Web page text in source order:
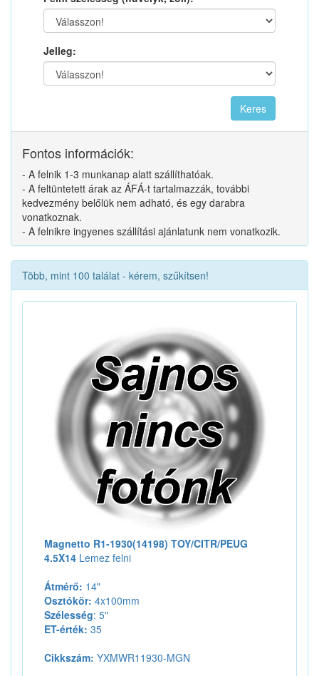
Jelleg:
Fontos információk:
- A felnik 1-3 munkanap alatt szállíthatóak.
- A feltüntetett árak az ÁFÁ-t tartalmazzák, további
kedvezmény belőlük nem adható, és egy darabra
vonatkoznak.
- A felnikre ingyenes szállítási ajánlatunk nem vonatkozik.
Több, mint 100 találat - kérem, szűkítsen!
Magnetto R1-1930(14198) TOY/CITR/PEUG
4.5X14 Lemez felni
Átmérő: 14"
Osztókör: 4x100mm
Szélesség: 5"
ET-érték: 35
Cikkszám: YXMWR11930-MGN